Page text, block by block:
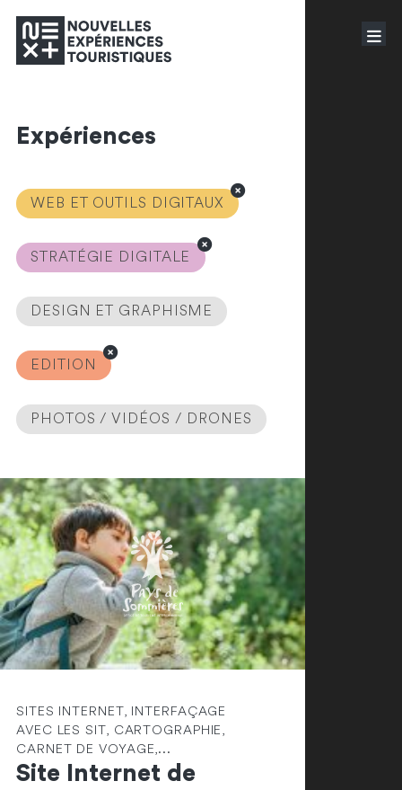
Expériences
WEB ET OUTILS DIGITAUX
STRATÉGIE DIGITALE
DESIGN ET GRAPHISME
EDITION
PHOTOS / VIDÉOS / DRONES
SITES INTERNET, INTERFAÇAGE
AVEC LES SIT, CARTOGRAPHIE,
CARNET DE VOYAGE,...
Site Internet de